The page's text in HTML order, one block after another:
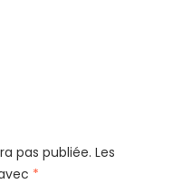
pas publiée. Les
*